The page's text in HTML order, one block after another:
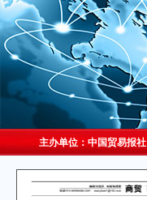
主办单位：中国贸易报社